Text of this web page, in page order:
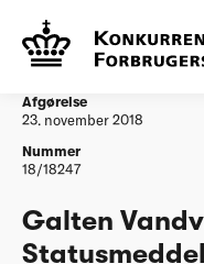
Vandtilsyn
Afgørelse
23. november 2018
Nummer
18/18247
Galten